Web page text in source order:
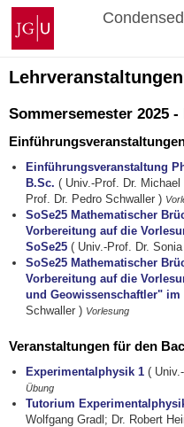
Skip
content
Johannes
Gutenberg
University
Mainz
Lehrveranstaltungen
Sommersemester 2025
Einführungsveranstaltung
B.Sc.( Univ.-Prof. Dr.
Prof. Dr. Pedro Schwaller )
SoSe25 Mathematischer
Vorbereitung auf die
SoSe25( Univ.-Prof. Dr.
SoSe25 Mathematischer
Vorbereitung auf die
und Geowissenschaftler"
Schwaller ) Vorlesung
Veranstaltungen für den
Experimentalphysik 1(
Übung
Tutorium
Wolfgang Gradl; Dr. Robert